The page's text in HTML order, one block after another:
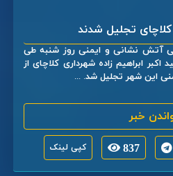
تجلیل شدند
آتش نشانی و ایمنی روز شنبه طی
ابراهیم زاده شهرداری کلاچای از
این شهر تجلیل شد. ...
خبر
837 کپی لینک